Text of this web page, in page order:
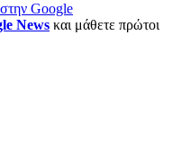
Google
News και μάθετε πρώτοι